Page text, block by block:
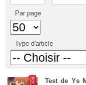
Par page
Type d'article
Test de Ys